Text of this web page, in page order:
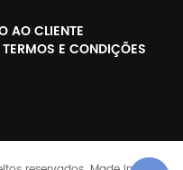
AO CLIENTE
TERMOS E CONDIÇÕES